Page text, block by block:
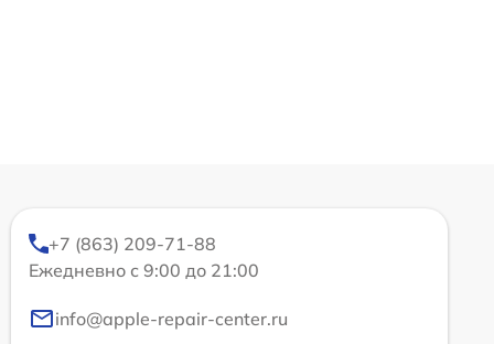
+7 (863) 209-71-88
Ежедневно с 9:00 до 21:00
info@apple-repair-center.ru